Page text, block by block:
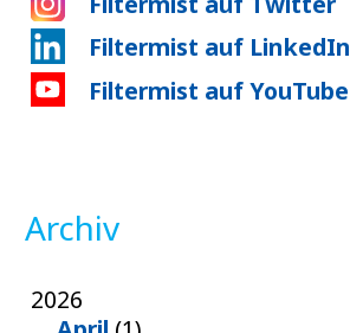
Filtermist auf LinkedIn
Filtermist auf YouTube
Archiv
2026